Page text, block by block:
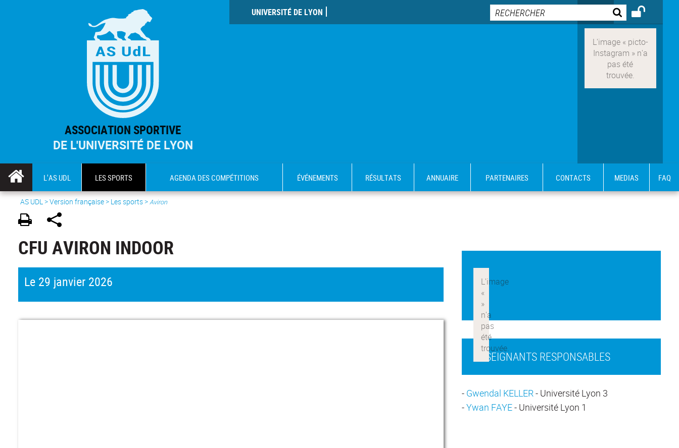
ASSOCIATION SPORTIVE
DE L'UNIVERSITÉ DE LYON
UNIVERSITÉ DE LYON
L'AS UDL LES SPORTS AGENDA DES COMPÉTITIONS ÉVÉNEMENTS RÉSULTATS ANNUAIRE PARTENAIRES CONTACTS MEDIAS FAQ
AS UDL>Version française> Les sports >Aviron
CFU AVIRON INDOOR
Le 29 janvier 2026
ENSEIGNANTS RESPONSABLES
- Gwendal KELLER- Université Lyon 3
-Ywan FAYE- Université Lyon 1